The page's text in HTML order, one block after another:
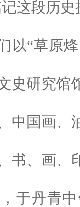
记这段历
以“草原
史研究馆
中国画、
书、画、
于丹青